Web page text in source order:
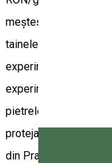
meșteșugul
tainele
experimentală de
experimentală de
pietrelor. Fiecare
protejate: RO, ENG,
din Praid: 300 RON/